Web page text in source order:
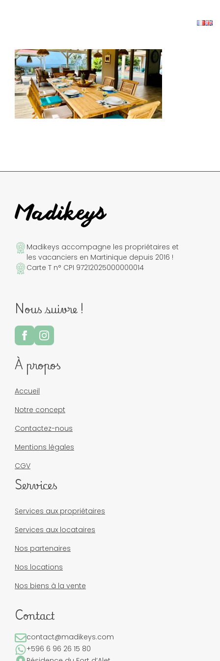
Madikeys accompagne les propriétaires et
les vacanciers en Martinique depuis 2016 !
Carte T n° CPI 97212025000000014
Nous suivre !
À propos
Accueil
Notre concept
Contactez-nous
Mentions légales
CGV
Services
Services aux propriétaires
Services aux locataires
Nos partenaires
Nos locations
Nos biens à la vente
Contact
contact@madikeys.com
+596 6 96 26 15 80